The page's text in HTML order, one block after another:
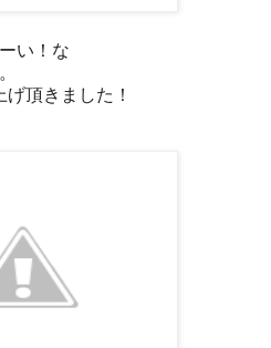
い！な
頂きました！